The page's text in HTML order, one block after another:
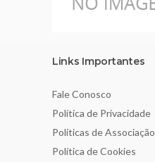
Links Importantes
Fale Conosco
Política de Privacidade
Políticas de Associação
Política de Cookies